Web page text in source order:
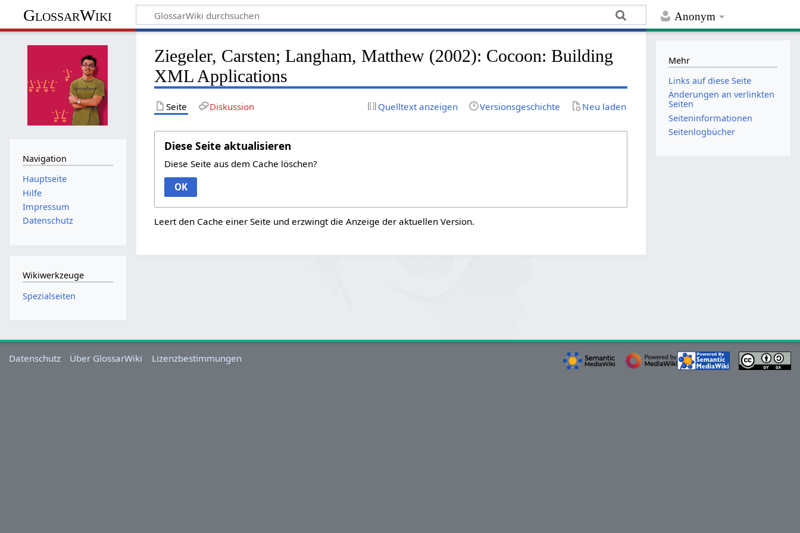
Anonym
GlossarWiki
Ziegeler, Carsten; Langham, Matthew (2002): Cocoon: Building
XML Applications
Seite Diskussion Quelltext anzeigen Versionsgeschichte Neu laden
Diese Seite aktualisieren
Diese Seite aus dem Cache löschen?
OK
Leert den Cache einer Seite und erzwingt die Anzeige der aktuellen Version.
Navigation
Hauptseite
Hilfe
Impressum
Datenschutz
Wikiwerkzeuge
Spezialseiten
Mehr
Links auf diese Seite
Änderungen an verlinkten
Seiten
Seiten­­informationen
Seitenlogbücher
Datenschutz Über GlossarWiki Lizenzbestimmungen